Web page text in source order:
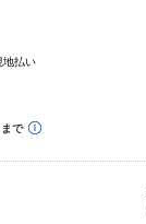
地払い